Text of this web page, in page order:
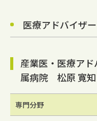
医療アドバイザー
産業医・医療ア
属病院 松原 寛知
専門分野